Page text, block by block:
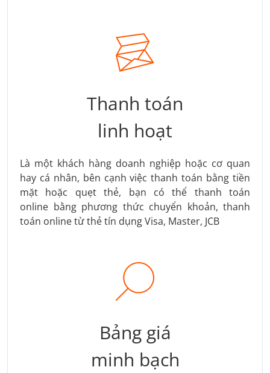
Thanh toán
linh hoạt
Là một khách hàng doanh nghiệp hoặc cơ quan
hay cá nhân, bên cạnh việc thanh toán bằng tiền
mặt hoặc quẹt thẻ, bạn có thể thanh toán
online bằng phương thức chuyển khoản, thanh
toán online từ thẻ tín dụng Visa, Master, JCB
Bảng giá
minh bạch